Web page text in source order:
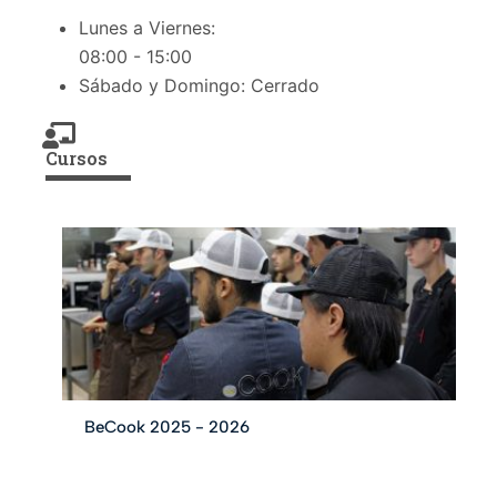
Lunes a Viernes:
08:00 - 15:00
Sábado y Domingo: Cerrado
Cursos
BeCook 2025 - 2026